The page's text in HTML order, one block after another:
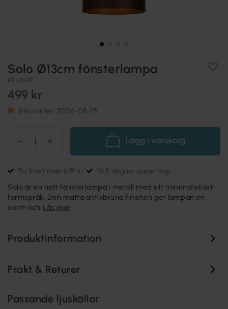
Solo Ø13cm fönsterlampa
PR HOME
499 kr
Inkommer: 2026-08-15
Lägg i varukorg
Fri frakt över 699 kr 365 dagars öppet köp
Solo är en nätt fönsterlampa i metall med ett minimalistiskt
formspråk. Den matta antikbruna finishen ger lampan en
varm och Läs mer
Produktinformation
Frakt & Returer
Passande ljuskällor